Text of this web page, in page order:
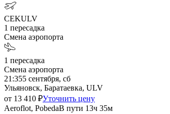
CEKULV
1 пересадка
Смена аэропорта
1 пересадка
Смена аэропорта
21:355 сентября, сб
Ульяновск, Баратаевка, ULV
от 13 410 ₽Уточнить цену
Aeroflot, PobedaВ пути 13ч 35м